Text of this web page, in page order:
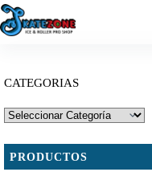
Saltar
al
contenido
CATEGORIAS
PRODUCTOS